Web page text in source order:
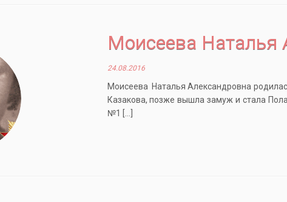
Моисеева Наталья
24.08.2016
Моисеева Наталья Александровна
Казакова, позже вышла замуж и стала
№1 […]